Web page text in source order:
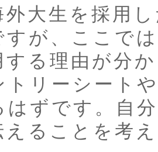
外大生を採用
すが、ここで
する理由が分
トリーシート
はずです。自
えることを考